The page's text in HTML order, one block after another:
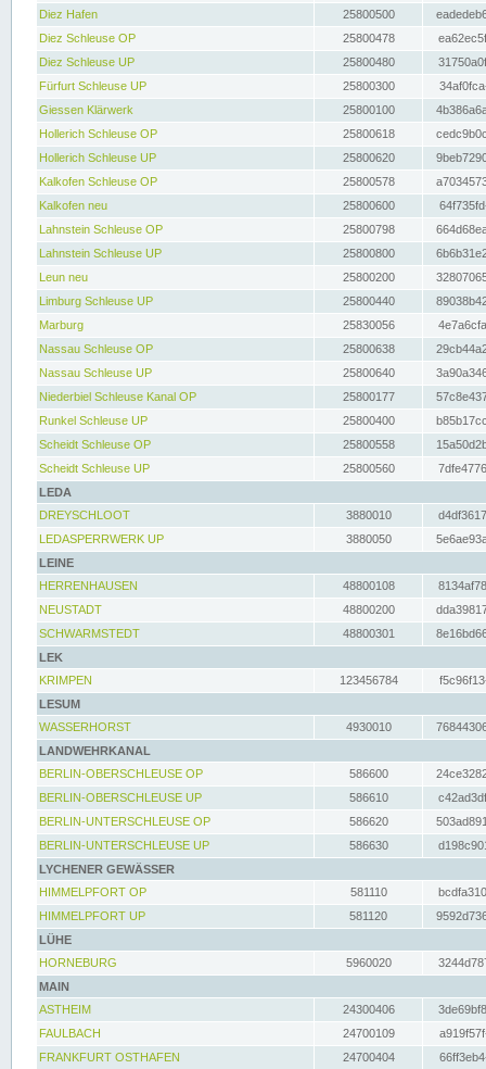
Diez Hafen
25800500
Diez Schleuse OP
25800478
Diez Schleuse UP
25800480
Fürfurt Schleuse UP
25800300
Giessen Klärwerk
25800100
Hollerich Schleuse OP
25800618
Hollerich Schleuse UP
25800620
Kalkofen Schleuse OP
25800578
Kalkofen neu
25800600
Lahnstein Schleuse OP
25800798
Lahnstein Schleuse UP
25800800
Leun neu
25800200
Limburg Schleuse UP
25800440
Marburg
25830056
Nassau Schleuse OP
25800638
Nassau Schleuse UP
25800640
Niederbiel Schleuse Kanal OP
25800177
Runkel Schleuse UP
25800400
Scheidt Schleuse OP
25800558
Scheidt Schleuse UP
25800560
LEDA
DREYSCHLOOT
3880010
LEDASPERRWERK UP
3880050
LEINE
HERRENHAUSEN
48800108
NEUSTADT
48800200
SCHWARMSTEDT
48800301
LEK
KRIMPEN
123456784
LESUM
WASSERHORST
4930010
LANDWEHRKANAL
BERLIN-OBERSCHLEUSE OP
586600
BERLIN-OBERSCHLEUSE UP
586610
BERLIN-UNTERSCHLEUSE OP
586620
BERLIN-UNTERSCHLEUSE UP
586630
LYCHENER GEWÄSSER
HIMMELPFORT OP
581110
HIMMELPFORT UP
581120
LÜHE
HORNEBURG
5960020
MAIN
ASTHEIM
24300406
FAULBACH
24700109
FRANKFURT OSTHAFEN
24700404